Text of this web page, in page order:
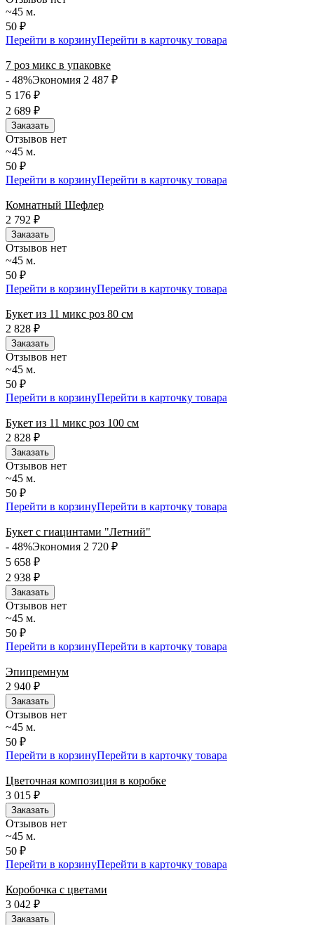
~45 м.
50 ₽
Перейти в корзинуПерейти в карточку товара
7 роз микс в упаковке
- 48%Экономия 2 487 ₽
5 176 ₽
2 689 ₽
Заказать
Отзывов нет
~45 м.
50 ₽
Перейти в корзинуПерейти в карточку товара
Комнатный Шефлер
2 792 ₽
Заказать
Отзывов нет
~45 м.
50 ₽
Перейти в корзинуПерейти в карточку товара
Букет из 11 микс роз 80 см
2 828 ₽
Заказать
Отзывов нет
~45 м.
50 ₽
Перейти в корзинуПерейти в карточку товара
Букет из 11 микс роз 100 см
2 828 ₽
Заказать
Отзывов нет
~45 м.
50 ₽
Перейти в корзинуПерейти в карточку товара
Букет с гиацинтами "Летний"
- 48%Экономия 2 720 ₽
5 658 ₽
2 938 ₽
Заказать
Отзывов нет
~45 м.
50 ₽
Перейти в корзинуПерейти в карточку товара
Эпипремнум
2 940 ₽
Заказать
Отзывов нет
~45 м.
50 ₽
Перейти в корзинуПерейти в карточку товара
Цветочная композиция в коробке
3 015 ₽
Заказать
Отзывов нет
~45 м.
50 ₽
Перейти в корзинуПерейти в карточку товара
Коробочка с цветами
3 042 ₽
Заказать